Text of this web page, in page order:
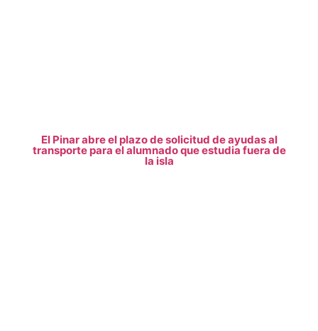
El Pinar abre el plazo de solicitud de ayudas al
transporte para el alumnado que estudia fuera de
la isla